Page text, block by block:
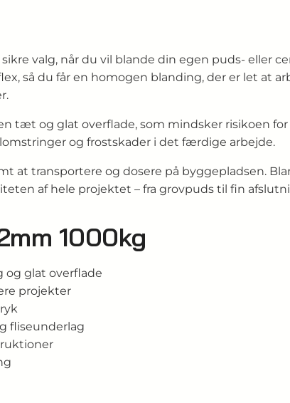
sikre valg, når du vil blande din egen puds-
så du får en homogen blanding, der er let at
tæt og glat overflade, som mindsker risikoen
og frostskader i det færdige arbejde.
at transportere og dosere på byggepladsen.
af hele projektet – fra grovpuds til fin
1000kg
og glat overflade
projekter
fliseunderlag